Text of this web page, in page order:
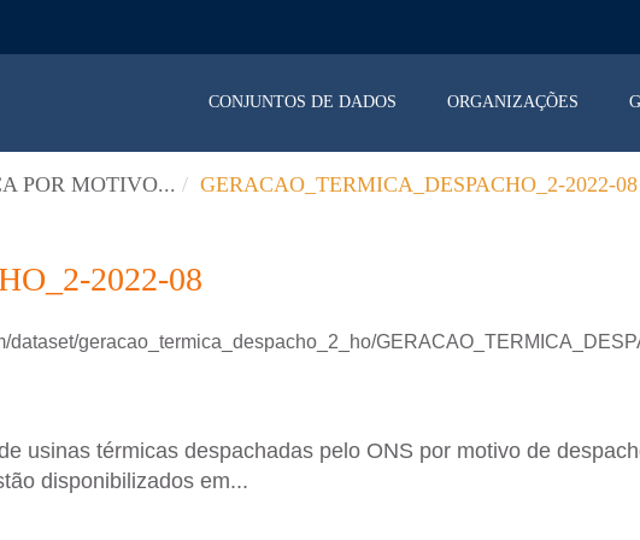
CONJUNTOS DE DADOS ORGANIZAÇÕES
POR MOTIVO... GERACAO_TERMICA_DESPACHO_2-2022-08
2022-08
geracao_termica_despacho_2_ho/
usinas térmicas despachadas pelo ONS por motivo de
disponibilizados em...